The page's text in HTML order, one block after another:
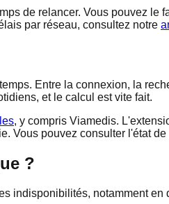
de relancer. Vous pouvez
par réseau, consultez notre
Entre la connexion, la
et le calcul est vite fait.
, y compris Viamedis.
Vous pouvez consulter l'état
?
indisponibilités, notamment